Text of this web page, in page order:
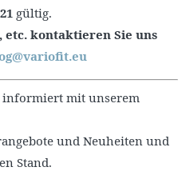
gültig.
kontaktieren Sie uns
mit unserem
und Neuheiten und
Stand.